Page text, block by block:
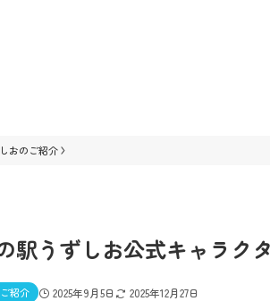
おのご紹介
駅うずしお公式キャラク
紹介 2025年9月5日 2025年12月27日